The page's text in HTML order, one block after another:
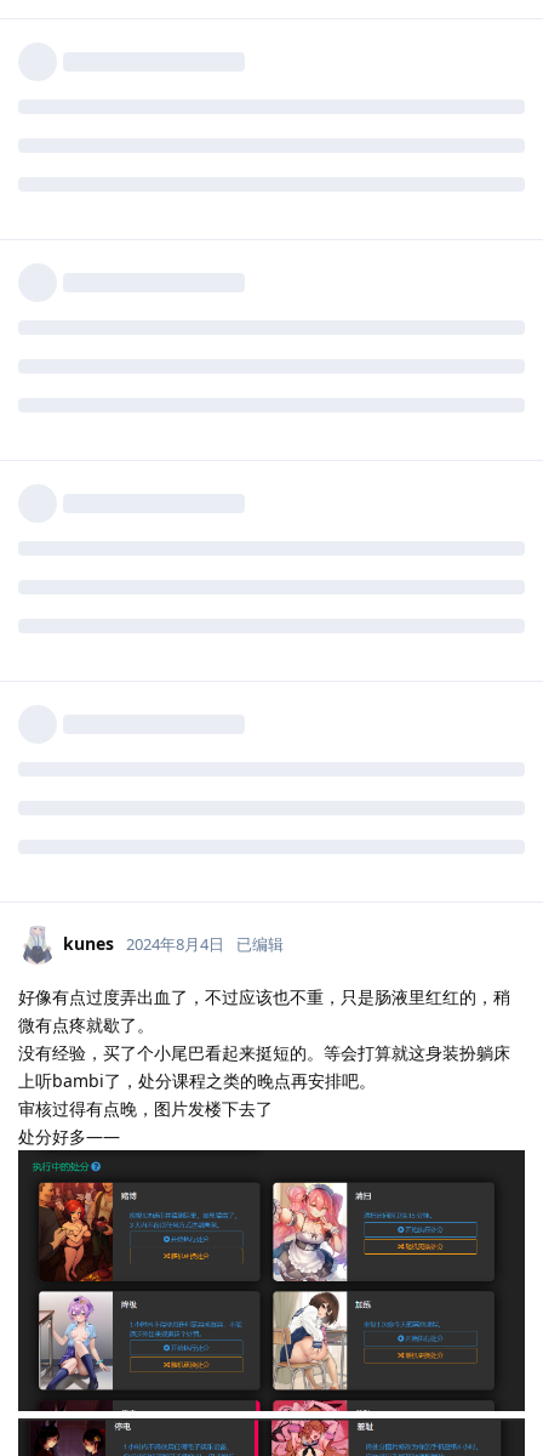
kunes 2024年8月4日 已编辑
好像有点过度弄出血了，不过应该也不重，只是肠液里红红的，稍
微有点疼就歇了。
没有经验，买了个小尾巴看起来挺短的。等会打算就这身装扮躺床
上听bambi了，处分课程之类的晚点再安排吧。
审核过得有点晚，图片发楼下去了
处分好多——